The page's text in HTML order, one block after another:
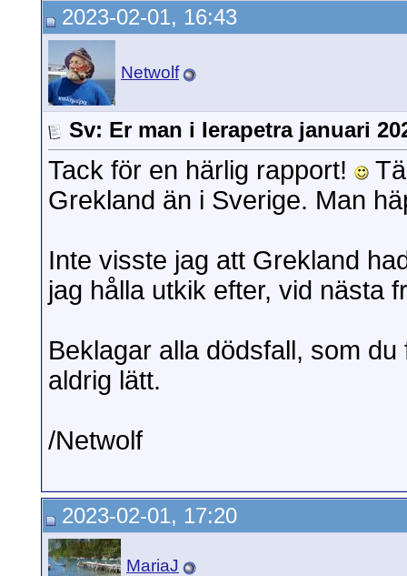
2023-02-01, 16:43
Netwolf
Sv: Er man i Ierapetra januari
Tack för en härlig rapport!
Grekland än i Sverige. Man
Inte visste jag att Grekland
jag hålla utkik efter, vid nästa
Beklagar alla dödsfall, som
aldrig lätt.
/Netwolf
2023-02-01, 17:20
MariaJ